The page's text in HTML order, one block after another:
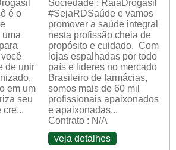
é o
de unir
em um
seu
cre...
Sociedade : RaiaDrogasil
#SejaRDSaúde e vamos
promover a saúde integral
nesta profissão cheia de
propósito e cuidado. Com
lojas espalhadas por todo
país e líderes no mercado
Brasileiro de farmácias,
somos mais de 60 mil
profissionais apaixonados
e apaixonadas...
Contrato : N/A
veja detalhes